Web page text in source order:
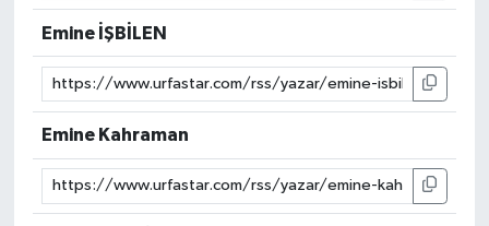
Emine İŞBİLEN
Emine Kahraman